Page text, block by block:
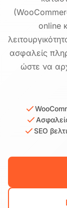
online
ασφαλείς
ώστε να
SEO